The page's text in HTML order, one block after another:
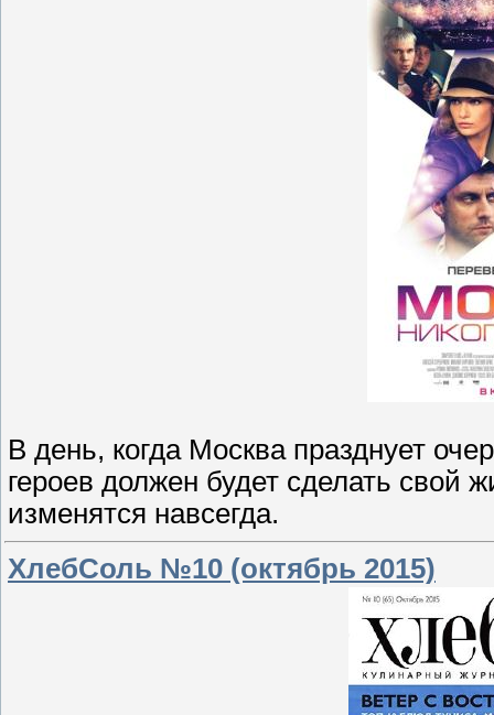
В день, когда Москва празднует
героев должен будет сделать свой
изменятся навсегда.
ХлебСоль №10 (октябрь 2015)